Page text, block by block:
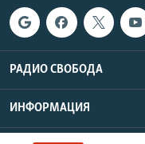
РАДИО СВОБОДА
ИНФОРМАЦИЯ